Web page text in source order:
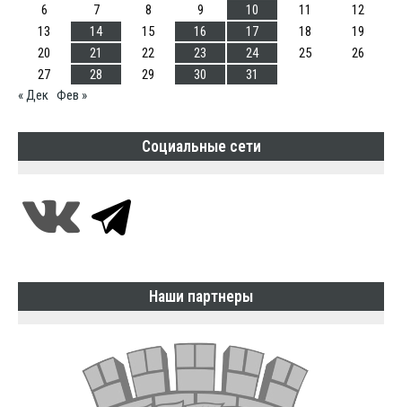
6
7 8 9 10 11
12
13
14 15 16 17 18
19
20
21 22 23 24 25
26
27
28 29 30
31
« Дек Фев »
Социальные сети
Наши партнеры